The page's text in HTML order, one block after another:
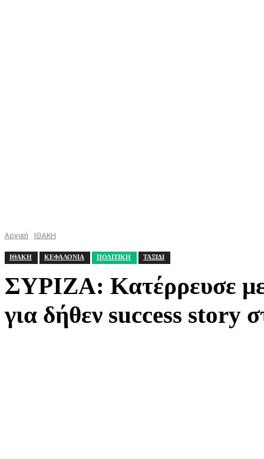
Αρχική ΙΘΑΚΗ
ΙΘΑΚΗ ΚΕΦΑΛΟΝΙΑ ΠΟΛΙΤΙΚΗ ΤΑΞΙΔΙ
ΣΥΡΙΖΑ: Κατέρρευσε
για δήθεν success story